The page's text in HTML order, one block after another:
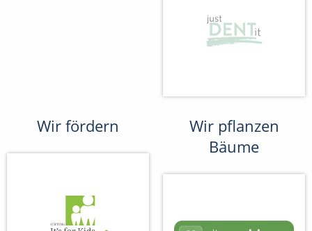
Wir fördern
Wir pflanzen
Bäume